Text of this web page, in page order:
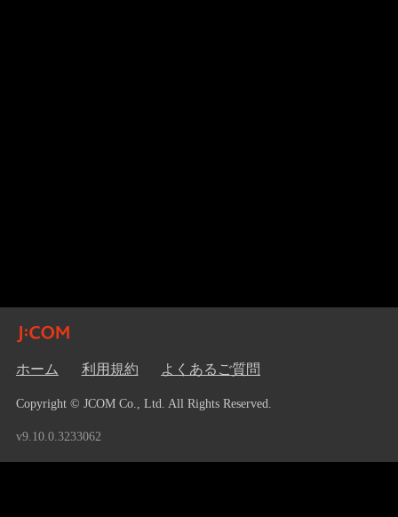
ホーム 利用規約 よくあるご質問
Copyright © JCOM Co., Ltd. All Rights Reserved.
v9.10.0.3233062